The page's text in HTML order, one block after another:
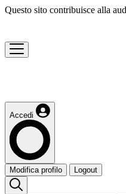
Questo sito contribuisce alla
Accedi
Modifica profilo Logout